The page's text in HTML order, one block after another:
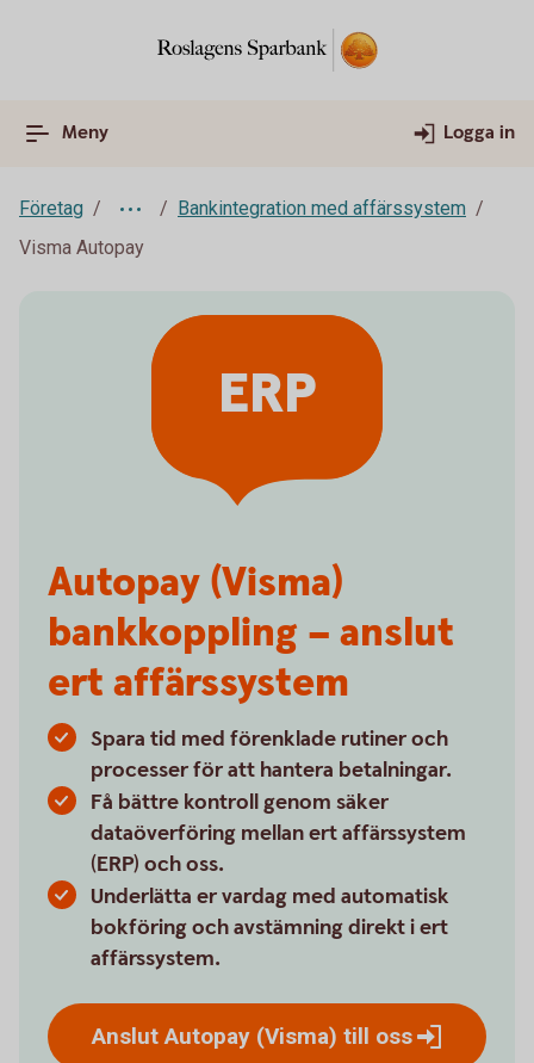
Meny Logga in
Företag
Bankintegration med affärssystem
Visma Autopay
Autopay (Visma)
bankkoppling – anslut
ert affärssystem
Spara tid med förenklade rutiner och
processer för att hantera betalningar.
Få bättre kontroll genom säker
dataöverföring mellan ert affärssystem
(ERP) och oss.
Underlätta er vardag med automatisk
bokföring och avstämning direkt i ert
affärssystem.
Anslut Autopay (Visma) till oss
ERP